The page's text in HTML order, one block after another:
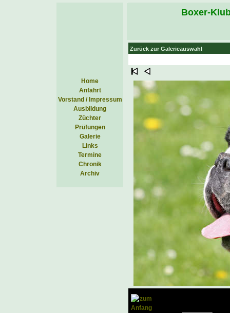
Home
Anfahrt
Vorstand / Impressum
Ausbildung
Züchter
Prüfungen
Galerie
Links
Termine
Chronik
Archiv
Boxer-
Zurück zur Galerieauswahl